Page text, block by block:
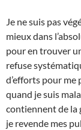
Je ne suis pas
mieux dans
pour en trouver
refuse
d’efforts pour me
quand je suis
contiennent de la
je revende mes